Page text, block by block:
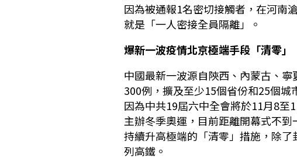
因為被通報1名密切接觸者，在河南
就是「一人密接全員隔離」。
爆新一波疫情北京極端手段「清零」
中國最新一波源自陝西、內蒙古、
300例，擴及至少15個省份和25個城
因為中共19屆六中全會將於11月8至
主辦冬季奧運，目前距離開幕式不
持續升高極端的「清零」措施，除
列高鐵。